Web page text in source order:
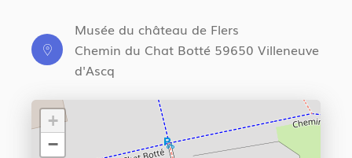
Musée du château de Flers
Chemin du Chat Botté 59650 Villeneuve
d'Ascq
+
−